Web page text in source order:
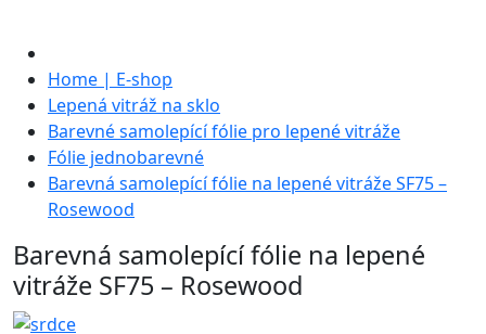
Home | E-shop
Lepená vitráž na sklo
Barevné samolepící fólie pro lepené vitráže
Fólie jednobarevné
Barevná samolepící fólie na lepené vitráže SF75 –
Rosewood
Barevná samolepící fólie na lepené
vitráže SF75 – Rosewood